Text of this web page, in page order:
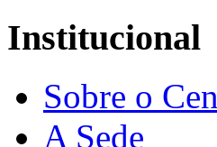
Institucional
Sobre o
A Sede